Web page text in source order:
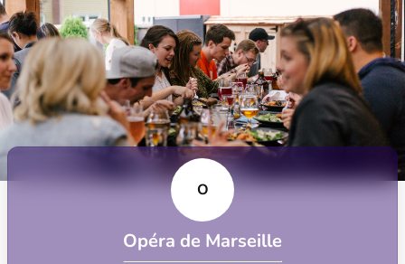
O
Opéra de Marseille